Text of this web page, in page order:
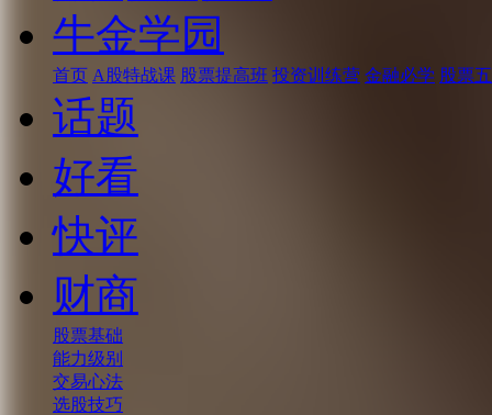
牛金学园
首页 A股特战课 股票提高班 投资训练营 金融必学 股票
话题
好看
快评
财商
股票基础
能力级别
交易心法
选股技巧